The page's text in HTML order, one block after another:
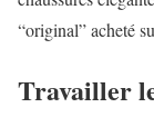
“original” acheté
Travailler